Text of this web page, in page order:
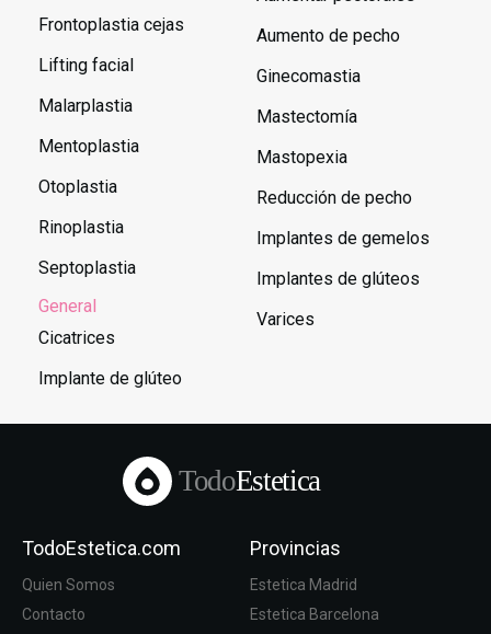
Frontoplastia cejas
Lifting facial
Malarplastia
Mentoplastia
Otoplastia
Rinoplastia
Septoplastia
General
Cicatrices
Implante de glúteo
Aumento de pecho
Ginecomastia
Mastectomía
Mastopexia
Reducción de pecho
Implantes de gemelos
Implantes de glúteos
Varices
TodoEstetica
TodoEstetica.com
Quien Somos
Contacto
Provincias
Estetica Madrid
Estetica Barcelona